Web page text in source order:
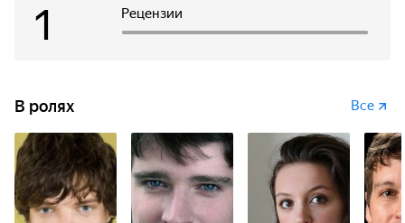
Рецензии
1
В ролях Все